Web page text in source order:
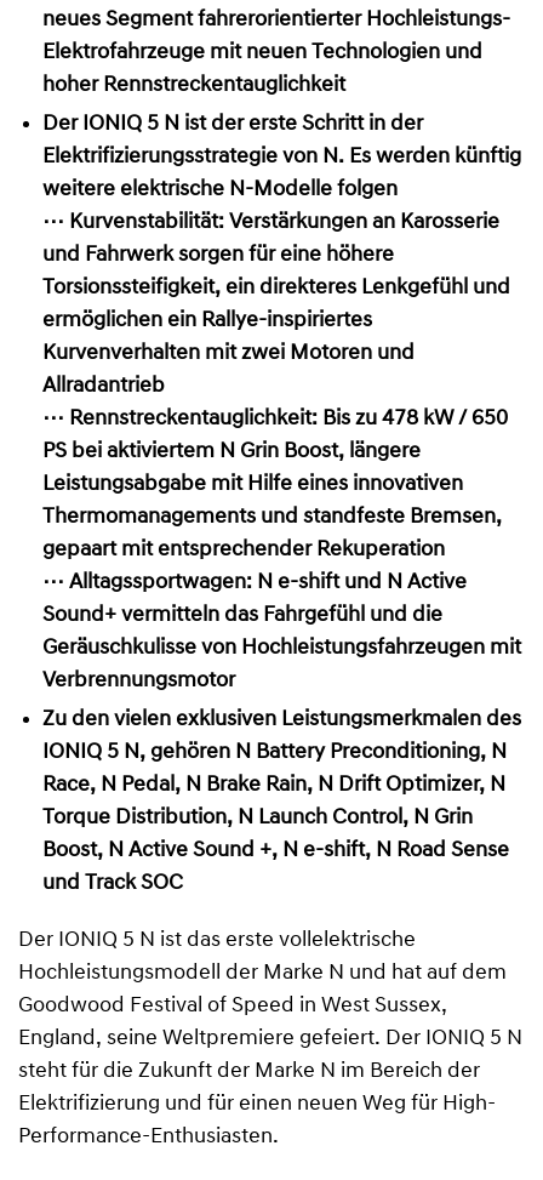
neues Segment fahrerorientierter Hochleistungs-
Elektrofahrzeuge mit neuen Technologien und
hoher Rennstreckentauglichkeit
Der IONIQ 5 N ist der erste Schritt in der
Elektrifizierungsstrategie von N. Es werden künftig
weitere elektrische N-Modelle folgen
⋯ Kurvenstabilität: Verstärkungen an Karosserie
und Fahrwerk sorgen für eine höhere
Torsionssteifigkeit, ein direkteres Lenkgefühl und
ermöglichen ein Rallye-inspiriertes
Kurvenverhalten mit zwei Motoren und
Allradantrieb
⋯ Rennstreckentauglichkeit: Bis zu 478 kW / 650
PS bei aktiviertem N Grin Boost, längere
Leistungsabgabe mit Hilfe eines innovativen
Thermomanagements und standfeste Bremsen,
gepaart mit entsprechender Rekuperation
⋯ Alltagssportwagen: N e-shift und N Active
Sound+ vermitteln das Fahrgefühl und die
Geräuschkulisse von Hochleistungsfahrzeugen mit
Verbrennungsmotor
Zu den vielen exklusiven Leistungsmerkmalen des
IONIQ 5 N, gehören N Battery Preconditioning, N
Race, N Pedal, N Brake Rain, N Drift Optimizer, N
Torque Distribution, N Launch Control, N Grin
Boost, N Active Sound +, N e-shift, N Road Sense
und Track SOC
Der IONIQ 5 N ist das erste vollelektrische
Hochleistungsmodell der Marke N und hat auf dem
Goodwood Festival of Speed in West Sussex,
England, seine Weltpremiere gefeiert. Der IONIQ 5 N
steht für die Zukunft der Marke N im Bereich der
Elektrifizierung und für einen neuen Weg für High-
Performance-Enthusiasten.